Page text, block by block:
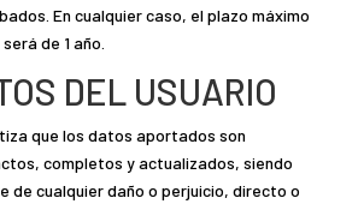
En cualquier caso, el plazo máximo
de 1 año.
DEL USUARIO
que los datos aportados son
completos y actualizados, siendo
de cualquier daño o perjuicio, directo o